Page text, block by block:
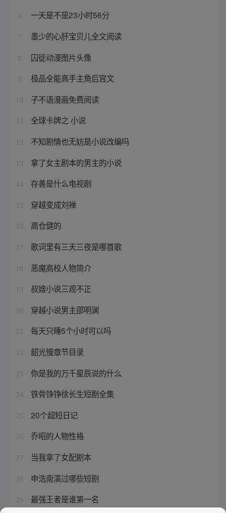
6 一天是不是23小时56分
7 墨少的心肝宝贝儿全文阅读
8 囚徒动漫图片头像
9 极品全能高手主角后宫文
10 子不语漫画免费阅读
全球卡牌之 小说
12 不知剧情也无妨是小说改编吗
13 拿了女主剧本的男主的小说
14 存善是什么电视剧
15 穿越变成刘禅
16 高仓健的
17 歌词里有三天三夜是哪首歌
18 恶魔高校人物简介
19 叔嫂小说三观不正
20 穿越小说男主邵明渊
21 每天只睡5个小时可以吗
22 韶光慢章节目录
23 你是我的万千星辰说的什么
24 铁骨铮铮徐长生短剧全集
25 20个超短日记
26 乔昭的人物性格
27 当我拿了女配剧本
28 申浩南演过哪些短剧
29 最强王者是谁第一名